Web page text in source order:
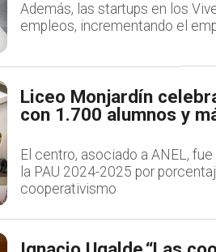
Además, las startups en los
empleos, incrementando el
Liceo Monjardín
con 1.700 alumnos y
​​​​​​​El centro, asociado a ANEL,
la PAU 2024-2025 por
cooperativismo